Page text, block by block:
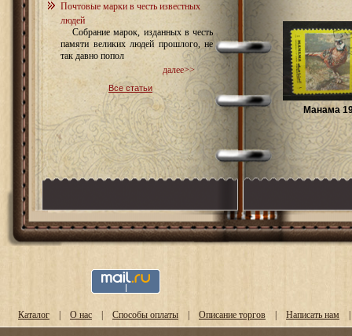
Почтовые марки в честь известных
людей
Собрание марок, изданных в честь
памяти великих людей прошлого, не
так давно попол
далее>>
Все статьи
Манама
Каталог | О нас | Способы оплаты | Описание торгов | Написать нам |